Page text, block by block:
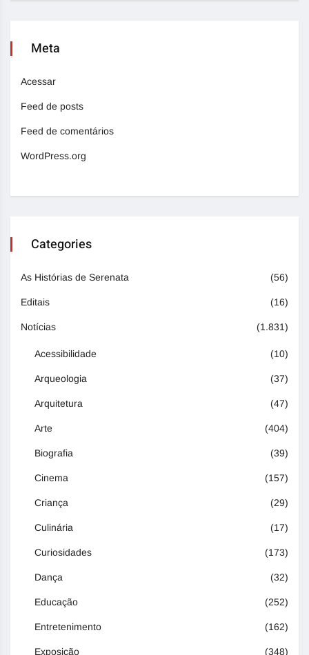
Meta
Acessar
Feed de posts
Feed de comentários
WordPress.org
Categories
As Histórias de Serenata (56)
Editais (16)
Notícias (1.831)
Acessibilidade (10)
Arqueologia (37)
Arquitetura (47)
Arte (404)
Biografia (39)
Cinema (157)
Criança (29)
Culinária (17)
Curiosidades (173)
Dança (32)
Educação (252)
Entretenimento (162)
Exposição (348)